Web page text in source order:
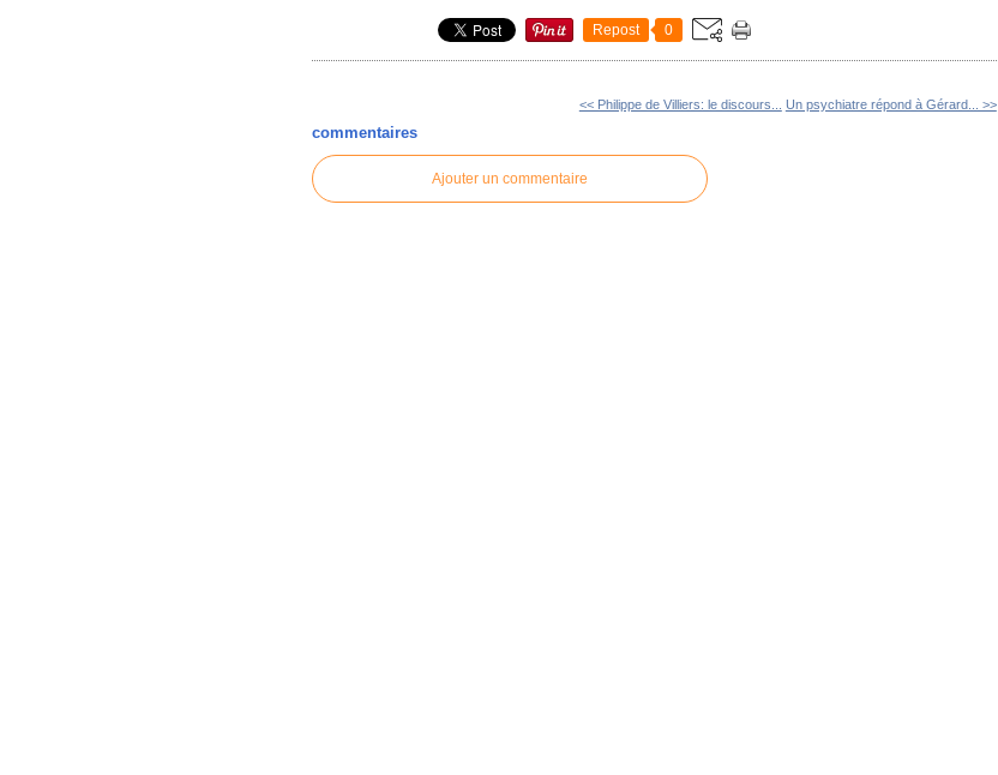
Repost 0
<< Philippe de Villiers: le discours... Un psychiatre répond à Gérard... >>
commentaires
Ajouter un commentaire